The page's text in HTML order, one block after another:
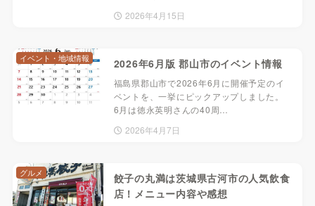
2026年4月15日
2026年6月版 郡山市のイベント情報
福島県郡山市で2026年6月に開催予定のイ
ベントを、一挙にピックアップしました。
6月は徳永英明さんの40周…
2026年4月7日
イベント・地域情報
餃子の丸満は茨城県古河市の人気飲食
店！メニュー内容や感想
グルメ